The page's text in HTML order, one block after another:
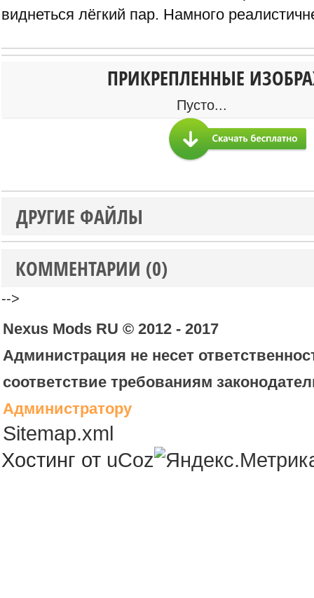
виднеться лёгкий пар. Намного
ПРИКРЕПЛЕННЫЕ
Пусто...
ДРУГИЕ ФАЙЛЫ
КОММЕНТАРИИ (0)
-->
Nexus Mods RU © 2012 - 2017
Администрация не несет
соответствие требованиям
Администратору
Sitemap.xml
Хостинг от uCoz